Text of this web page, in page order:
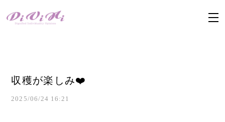
収穫が楽しみ❤️
2025/06/24 16:21